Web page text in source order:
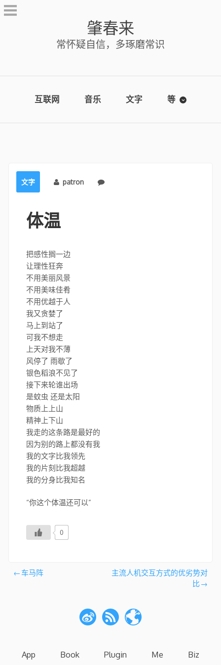
Skip
to
肇春来
常怀疑自信，多琢磨常识
互联网 音乐 文字 等
文字 patron
体温
把感性搁一边
让理性狂奔
不用美丽风景
不用美味佳肴
不用优越于人
我又贪婪了
马上到站了
可我不想走
上天对我不薄
风停了 雨歇了
银色稻浪不见了
接下来轮谁出场
是蚊虫 还是太阳
物质上上山
精神上下山
我走的这条路是最好的
因为别的路上都没有我
我的文字比我领先
我的片刻比我超越
我的分身比我知名
“你这个体温还可以”
0
文车马阵
主流人机交互方式的优劣势对
比
App Book Plugin Me Biz